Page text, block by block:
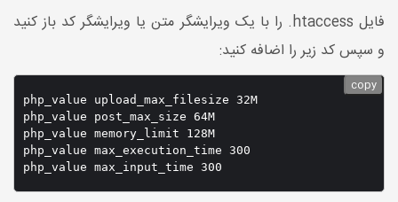
فایل htaccess. را با یک ویرایشگر متن یا ویرایشگر کد باز کنید
و سپس کد زیر را اضافه کنید:
php_value upload_max_filesize 32M
php_value post_max_size 64M
php_value memory_limit 128M
php_value max_execution_time 300
copy